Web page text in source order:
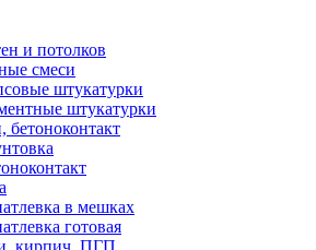
и потолков
смеси
штукатурки
штукатурки
бетоноконтакт
в мешках
готовая
кирпич, ПГП